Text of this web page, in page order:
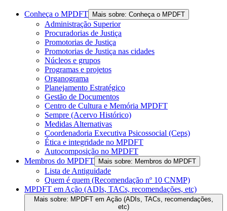
Conheça o MPDFT Mais sobre: Conheça o MPDFT
Administração Superior
Procuradorias de Justiça
Promotorias de Justiça
Promotorias de Justiça nas cidades
Núcleos e grupos
Programas e projetos
Organograma
Planejamento Estratégico
Gestão de Documentos
Centro de Cultura e Memória MPDFT
Sempre (Acervo Histórico)
Medidas Alternativas
Coordenadoria Executiva Psicossocial (Ceps)
Ética e integridade no MPDFT
Autocomposição no MPDFT
Membros do MPDFT
Mais sobre: Membros do MPDFT
Lista de Antiguidade
Quem é quem (Recomendação nº 10 CNMP)
MPDFT em Ação (ADIs, TACs, recomendações, etc)
Mais sobre: MPDFT em Ação (ADIs, TACs, recomendações,
etc)